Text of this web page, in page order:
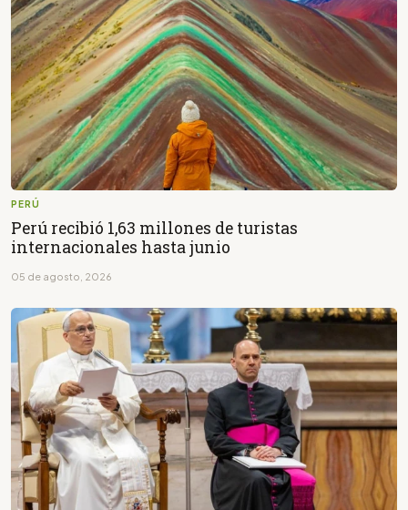
PERÚ
Perú recibió 1,63 millones de turistas
internacionales hasta junio
05 de agosto, 2026